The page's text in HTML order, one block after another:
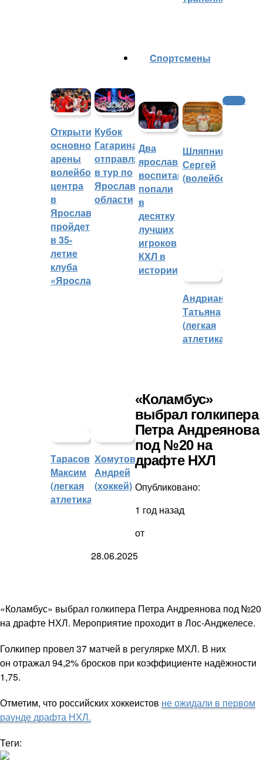
Открытие
основной
арены
волейбольного
центра
в
Ярославле
пройдет
в 35-
летие
клуба
«Ярославич»
Кубок
Гагарина
отправляется
в тур по
Ярославской
области
Cпортсмены
Два
ярославских
воспитанника
попали
в
десятку
лучших
игроков
КХЛ в
истории
Шляпников
Сергей
(волейбол)
Андрианова
Татьяна
(легкая
атлетика)
Тарасов
Максим
(легкая
атлетика)
Хомутов
Андрей
(хоккей)
Хоккей
«Коламбус»
выбрал голкипера
Петра Андреянова
под №20 на
драфте НХЛ
Опубликовано:
1 год назад
от
28.06.2025
«Коламбус» выбрал голкипера Петра Андреянова под №20
на драфте НХЛ. Мероприятие проходит в Лос-Анджелесе.
Голкипер провел 37 матчей в регулярке МХЛ. В них
он отражал 94,2% бросков при коэффициенте надёжности
1,75.
Отметим, что российских хоккеистов не ожидали в первом
раунде драфта НХЛ.
Теги: